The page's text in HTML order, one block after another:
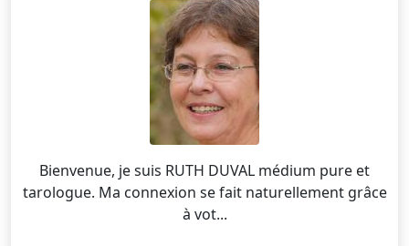
Bienvenue, je suis RUTH DUVAL médium pure et
tarologue. Ma connexion se fait naturellement grâce
à vot...